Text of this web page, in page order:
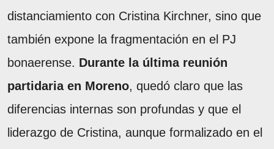
distanciamiento con Cristina Kirchner, sino que
también expone la fragmentación en el PJ
bonaerense. Durante la última reunión
partidaria en Moreno, quedó claro que las
diferencias internas son profundas y que el
liderazgo de Cristina, aunque formalizado en el